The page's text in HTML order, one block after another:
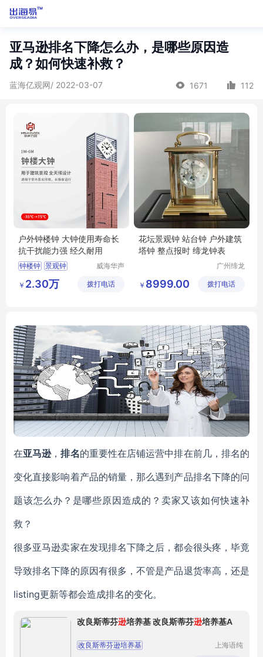
亚马逊排名下降怎么办，是哪些原因造
成？如何快速补救？
蓝海亿观网/ 2022-03-07 1671 112
户外钟楼钟 大钟使用寿命长
抗干扰能力强 经久耐用
钟楼钟 景观钟
塔钟更换
威海华声
有限公司
￥ 2.30万 拨打电话
花坛景观钟 站台钟 户外建筑
塔钟 整点报时 缔龙钟表
广州缔龙
公司
￥ 8999.00 拨打电话
在亚马逊，排名的重要性在店铺运营中排在前几，排名的
变化直接影响着产品的销量，那么遇到产品排名下降的问
题该怎么办？是哪些原因造成的？卖家又该如何快速补
救？
很多亚马逊卖家在发现排名下降之后，都会很头疼，毕竟
导致排名下降的原因有很多，不管是产品退货率高，还是
listing更新等都会造成排名的变化。
改良斯蒂芬逊培养基 改良斯蒂芬逊培养基A
改良斯蒂芬逊培养基
上海语纯